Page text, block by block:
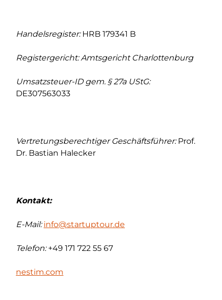
Handelsregister:HRB 179341 B
Registergericht: Amtsgericht Charlottenburg
Umsatzsteuer-ID gem. § 27a UStG:
DE307563033
Vertretungsberechtiger Geschäftsführer:Prof.
Dr. Bastian Halecker
Kontakt:
E-Mail:info@startuptour.de
Telefon:+49 171 722 55 67
nestim.com